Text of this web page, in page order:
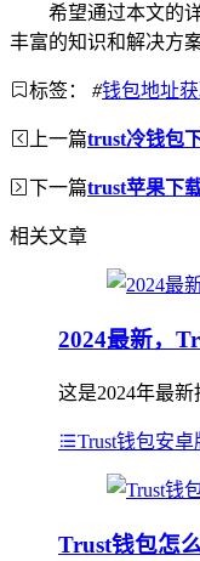
希望通过本文的
丰富的知识和解决方
标签： #钱包地址
上一篇trust冷钱包
下一篇trust苹果下
相关文章
2024最新，
这是2024年最
Trust钱包安
Trust钱包怎